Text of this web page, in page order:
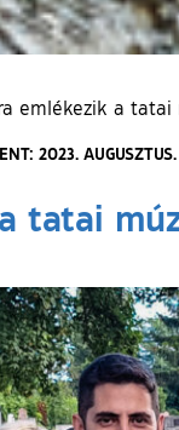
emlékezik a
2023.
tatai